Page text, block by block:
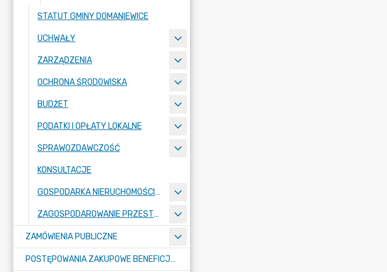
STATUT GMINY DOMANIEWICE
UCHWAŁY
ZARZĄDZENIA
OCHRONA ŚRODOWISKA
BUDŻET
PODATKI I OPŁATY LOKALNE
SPRAWOZDAWCZOŚĆ
KONSULTACJE
GOSPODARKA NIERUCHOMOŚCIAMI
ZAGOSPODAROWANIE PRZESTRZENNE
ZAMÓWIENIA PUBLICZNE
POSTĘPOWANIA ZAKUPOWE BENEFICJENTÓW DOTACJI